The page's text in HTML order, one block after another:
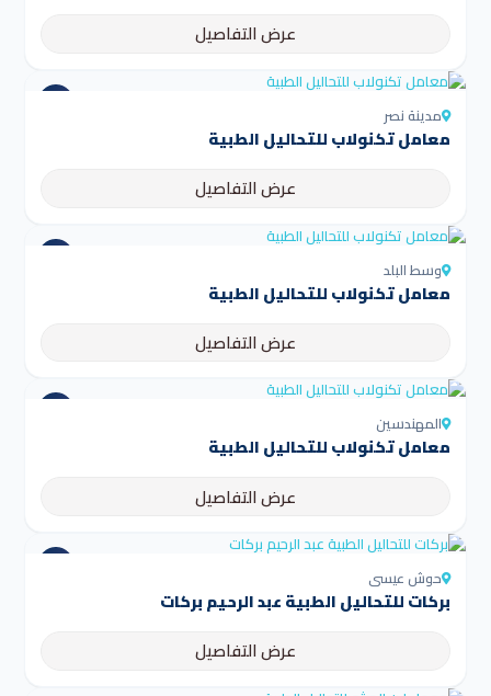
عرض التفاصيل
مدينة نصر
معامل تكنولاب للتحاليل الطبية
عرض التفاصيل
وسط البلد
معامل تكنولاب للتحاليل الطبية
عرض التفاصيل
المهندسين
معامل تكنولاب للتحاليل الطبية
عرض التفاصيل
حوش عيسى
بركات للتحاليل الطبية عبد الرحيم بركات
عرض التفاصيل